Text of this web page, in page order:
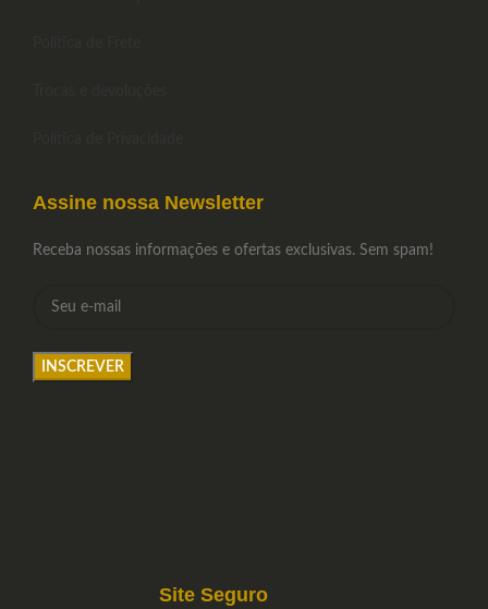
Assine nossa Newsletter
Receba nossas informações e ofertas exclusivas. Sem spam!
Site Seguro